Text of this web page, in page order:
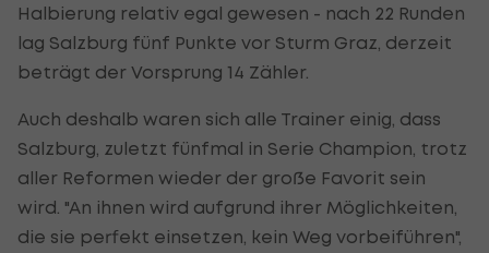
Halbierung relativ egal gewesen - nach 22 Runden
lag Salzburg fünf Punkte vor Sturm Graz, derzeit
beträgt der Vorsprung 14 Zähler.
Auch deshalb waren sich alle Trainer einig, dass
Salzburg, zuletzt fünfmal in Serie Champion, trotz
aller Reformen wieder der große Favorit sein
wird. "An ihnen wird aufgrund ihrer Möglichkeiten,
die sie perfekt einsetzen, kein Weg vorbeiführen",